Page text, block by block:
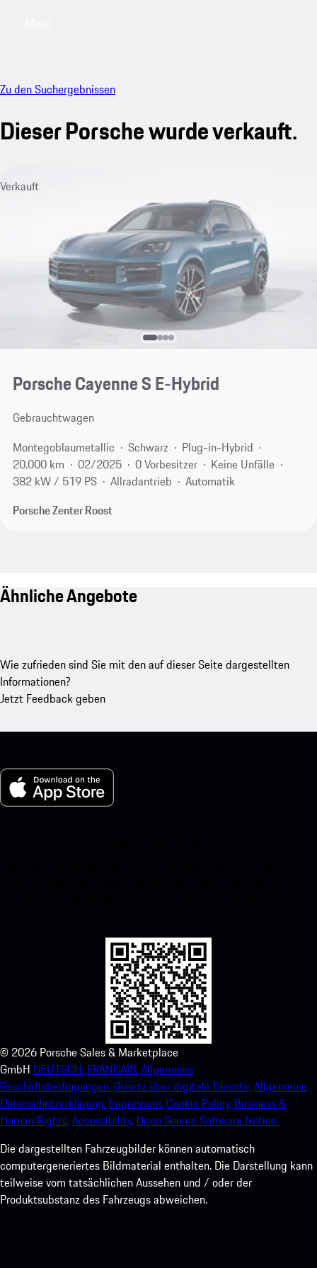
Zu den Suchergebnissen
Dieser Porsche wurde verkauft.
Verkauft
Porsche Cayenne S E-Hybrid
Gebrauchtwagen
Montegoblaumetallic
Schwarz
Plug-in-Hybrid
20.000 km
02/2025 0 Vorbesitzer
Keine Unfälle
382 kW / 519 PS
Allradantrieb
Automatik
Porsche Zenter Roost
Ähnliche Angebote
Wie zufrieden sind Sie mit den auf dieser Seite dargestellten
Informationen?
Jetzt Feedback geben
© 2026 Porsche Sales & Marketplace
GmbH DEUTSCH. FRANCAIS.Allgemeine
Geschäftsbedingungen.Gesetz über digitale Dienste.Allgemeine
Datenschutzerklärung. Impressum.Cookie Policy. Business &
Human Rights.Accessibility.Open Source Software Notice.
Die dargestellten Fahrzeugbilder können automatisch
computergeneriertes Bildmaterial enthalten. Die Darstellung kann
teilweise vom tatsächlichen Aussehen und / oder der
Produktsubstanz des Fahrzeugs abweichen.